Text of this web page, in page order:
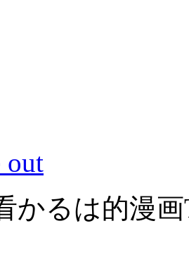
out
かるは的漫画